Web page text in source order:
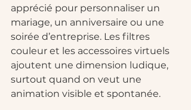
apprécié pour personnaliser un
mariage, un anniversaire ou une
soirée d’entreprise. Les filtres
couleur et les accessoires virtuels
ajoutent une dimension ludique,
surtout quand on veut une
animation visible et spontanée.